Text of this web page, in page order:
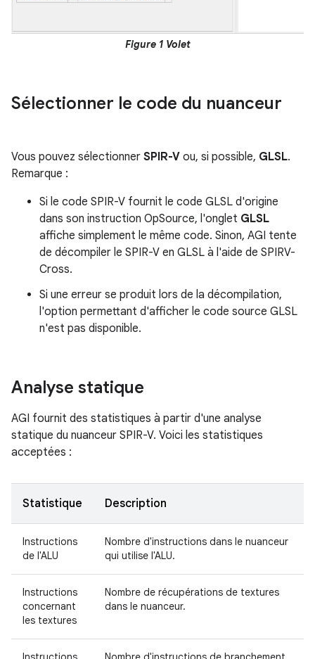
Figure 1 Volet
Sélectionner le code du nuanceur
Vous pouvez sélectionner SPIR-V ou, si possible, GLSL.
Remarque :
Si le code SPIR-V fournit le code GLSL d'origine
dans son instruction OpSource, l'onglet GLSL
affiche simplement le même code. Sinon, AGI tente
de décompiler le SPIR-V en GLSL à l'aide de SPIRV-
Cross.
Si une erreur se produit lors de la décompilation,
l'option permettant d'afficher le code source GLSL
n'est pas disponible.
Analyse statique
AGI fournit des statistiques à partir d'une analyse
statique du nuanceur SPIR-V. Voici les statistiques
acceptées :
Statistique Description
Instructions
de l'ALU
Nombre d'instructions dans le nuanceur
qui utilise l'ALU.
Instructions
concernant
les textures
Nombre de récupérations de textures
dans le nuanceur.